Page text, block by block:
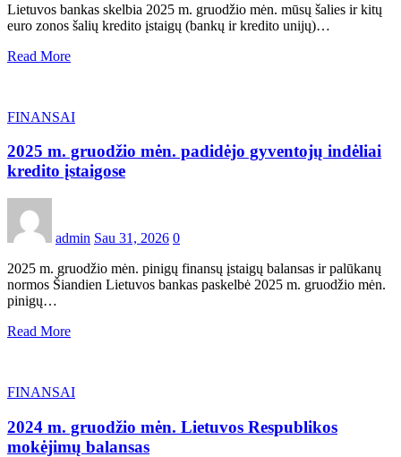
Lietuvos bankas skelbia 2025 m. gruodžio mėn. mūsų šalies ir kitų
euro zonos šalių kredito įstaigų (bankų ir kredito unijų)…
Read More
FINANSAI
2025 m. gruodžio mėn. padidėjo gyventojų indėliai
kredito įstaigose
admin Sau 31, 2026 0
2025 m. gruodžio mėn. pinigų finansų įstaigų balansas ir palūkanų
normos Šiandien Lietuvos bankas paskelbė 2025 m. gruodžio mėn.
pinigų…
Read More
FINANSAI
2024 m. gruodžio mėn. Lietuvos Respublikos
mokėjimų balansas